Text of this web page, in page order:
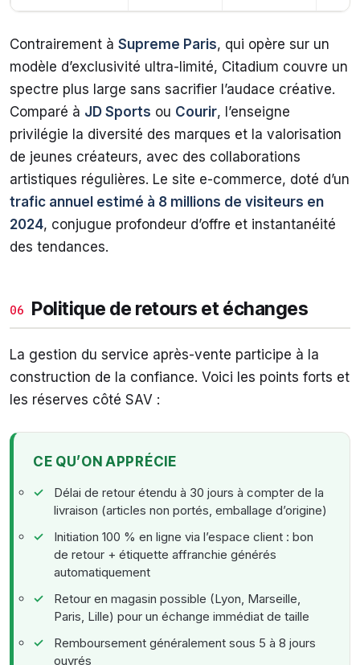
Contrairement à Supreme Paris, qui opère sur un
modèle d’exclusivité ultra-limité, Citadium couvre un
spectre plus large sans sacrifier l’audace créative.
Comparé à JD Sports ou Courir, l’enseigne
privilégie la diversité des marques et la valorisation
de jeunes créateurs, avec des collaborations
artistiques régulières. Le site e-commerce, doté d’un
trafic annuel estimé à 8 millions de visiteurs en
2024, conjugue profondeur d’offre et instantanéité
des tendances.
06 Politique de retours et échanges
La gestion du service après-vente participe à la
construction de la confiance. Voici les points forts et
les réserves côté SAV :
CE QU’ON APPRÉCIE
Délai de retour étendu à 30 jours à compter de la
livraison (articles non portés, emballage d’origine)
Initiation 100 % en ligne via l’espace client : bon
de retour + étiquette affranchie générés
automatiquement
Retour en magasin possible (Lyon, Marseille,
Paris, Lille) pour un échange immédiat de taille
Remboursement généralement sous 5 à 8 jours
ouvrés